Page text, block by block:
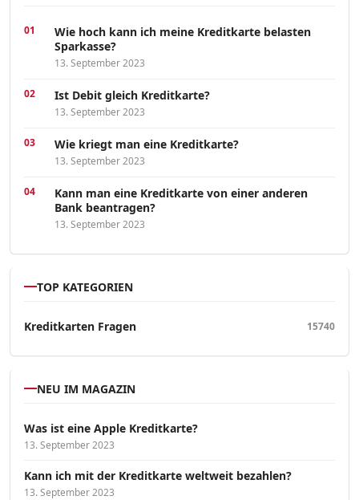
Wie hoch kann ich meine Kreditkarte belasten
Sparkasse?
13. September 2023
Ist Debit gleich Kreditkarte?
13. September 2023
Wie kriegt man eine Kreditkarte?
13. September 2023
Kann man eine Kreditkarte von einer anderen
Bank beantragen?
13. September 2023
TOP KATEGORIEN
Kreditkarten Fragen 15740
NEU IM MAGAZIN
Was ist eine Apple Kreditkarte?
13. September 2023
Kann ich mit der Kreditkarte weltweit bezahlen?
13. September 2023